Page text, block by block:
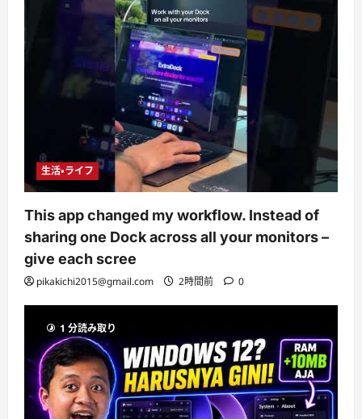
生活・ライフ
This app changed my workflow. Instead of
sharing one Dock across all your monitors –
give each scree
pikakichi2015@gmail.com 2時間前 0
1 分読み取り